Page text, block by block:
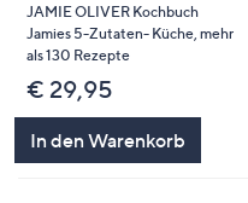
JAMIE OLIVER Kochbuch
Jamies 5-Zutaten- Küche, mehr
als 130 Rezepte
€ 29,95
In den Warenkorb